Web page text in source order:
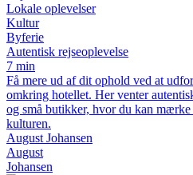
Lokale oplevelser
Kultur
Byferie
Autentisk rejseoplevelse
7 min
Få mere ud af dit ophold ved at
omkring hotellet. Her venter
og små butikker, hvor du kan
kulturen.
August Johansen
August
Johansen